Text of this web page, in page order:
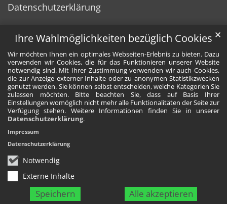
Ihre Wahlmöglichkeiten bezüglich Cookies
Wir möchten Ihnen ein optimales Webseiten-Erlebnis zu bieten. Dazu
verwenden wir Cookies, die für das Funktionieren unserer Website
notwendig sind. Mit Ihrer Zustimmung verwenden wir auch Cookies,
die zur Anzeige externer Inhalte oder zu anonymen Statistikzwecken
genutzt werden. Sie können selbst entscheiden, welche Kategorien Sie
zulassen möchten. Bitte beachten Sie, dass auf Basis Ihrer
Einstellungen womöglich nicht mehr alle Funktionalitäten der Seite zur
Verfügung stehen. Weitere Informationen finden Sie in unserer
Datenschutzerklärung.
Notwendig
Externe Inhalte
Speichern Alle akzeptieren
✕
Impressum
Datenschutzerklärung
Datenschutzerklärung